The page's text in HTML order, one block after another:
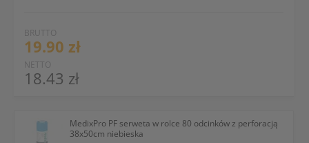
BRUTTO
19.90 zł
NETTO
18.43 zł
MedixPro PF serweta w rolce 80 odcinków z perforacją
38x50cm niebieska